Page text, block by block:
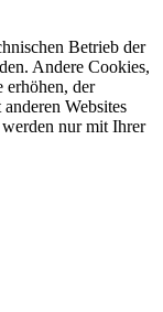
Betrieb der
Andere Cookies,
erhöhen, der
Websites
nur mit Ihrer